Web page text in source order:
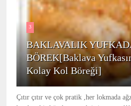
3
BAKLAVALIK
BÖREK[Baklava
Kolay Kol Böreği]
Çıtır çıtır ve çok pratik ,her lokmada